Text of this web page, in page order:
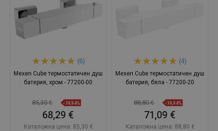
(6)
Mexen Cube термостатичен душ
батерия, хром - 77200-00
85,30 € -19,94%
68,29 €
Каталожна цена: 85,30 €
(4)
Mexen Cube термостатичен душ
батерия, бяла - 77200-20
88,80 € -19,94%
71,09 €
Каталожна цена: 88,80 €